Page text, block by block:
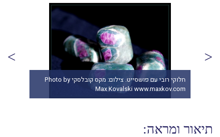
www.stoneage.co.il צילום: שני תודר photo: Shani
Toder
תיאור ומראה: